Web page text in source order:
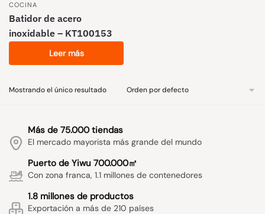
COCINA
Batidor de acero
inoxidable – KT100153
Leer más
Mostrando el único resultado
Más de 75.000 tiendas
El mercado mayorista más grande del mundo
Puerto de Yiwu 700.000㎡
Con zona franca, 1.1 millones de contenedores
1.8 millones de productos
Exportación a más de 210 países